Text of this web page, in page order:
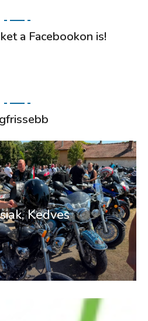
a Facebookon is!
Kedves